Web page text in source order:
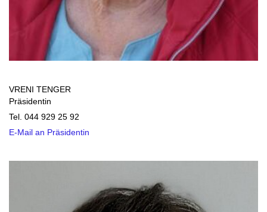
VRENI TENGER
Präsidentin
Tel. 044 929 25 92
E-Mail an Präsidentin